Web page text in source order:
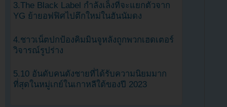
3.The Black Label กำลังเล็งที่จะแยกตัวจาก
YG ย้ายอฟฟิศไปตึกใหม่ในฮันนัมดง
4.ชาวเน็ตปกป้องคิมมินจูหลังถูกพวกเฮดเตอร์
วิจารณ์รูปร่าง
5.10 อันดับคนดังชายที่ได้รับความนิยมมาก
ที่สุดในหมู่เกย์ในเกาหลีใต้ของปี 2023